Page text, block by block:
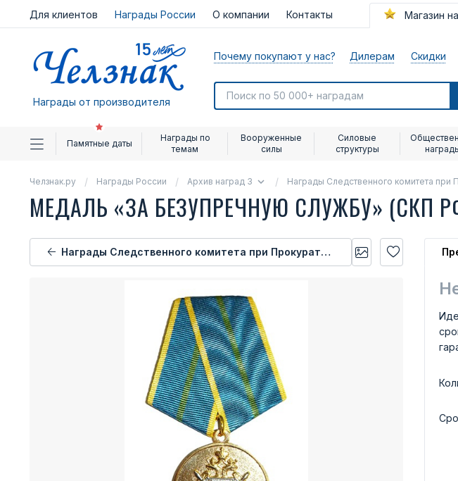
Для клиентов Награды России О компании Контакты Магазин
Награды от производителя
Почему покупают у нас? Дилерам Скидки
Памятные даты
Награды по
темам
Вооруженные
силы
Силовые
структуры
Челзнак.ру Награды России Архив наград 3 Награды Следственного комитета
МЕДАЛЬ «ЗА БЕЗУПРЕЧНУЮ СЛУЖБУ» (СКП
Награды Следственного комитета при Прокуратуре Российской Федерации